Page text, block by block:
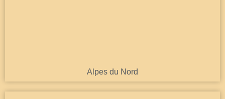
Alpes du Nord